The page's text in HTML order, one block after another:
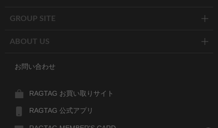
GROUP SITE
ABOUT US
お問い合わせ
RAGTAG お買い取りサイト
RAGTAG 公式アプリ